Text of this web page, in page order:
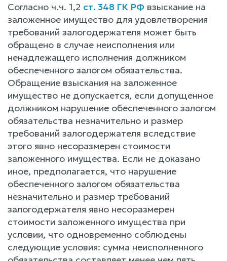
Согласно ч.ч. 1,2 ст. 348 ГК РФ взыскание на
заложенное имущество для удовлетворения
требований залогодержателя может быть
обращено в случае неисполнения или
ненадлежащего исполнения должником
обеспеченного залогом обязательства.
Обращение взыскания на заложенное
имущество не допускается, если допущенное
должником нарушение обеспеченного залогом
обязательства незначительно и размер
требований залогодержателя вследствие
этого явно несоразмерен стоимости
заложенного имущества. Если не доказано
иное, предполагается, что нарушение
обеспеченного залогом обязательства
незначительно и размер требований
залогодержателя явно несоразмерен
стоимости заложенного имущества при
условии, что одновременно соблюдены
следующие условия: сумма неисполненного